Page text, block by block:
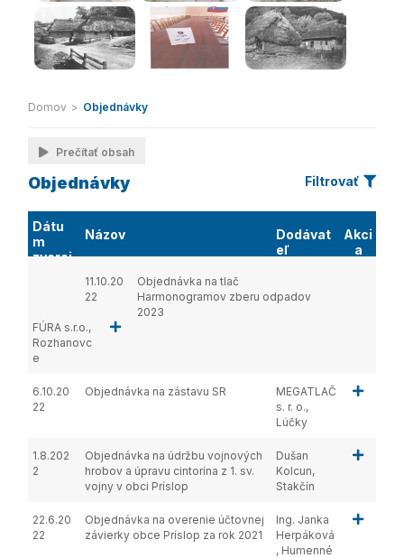
Domov > Objednávky
Prečítať obsah
Objednávky Filtrovať
Dátu
m
zverej
Názov
Dodávat
eľ
Akci
a
11.10.20
22
Objednávka na tlač
Harmonogramov zberu odpadov
2023
FÚRA s.r.o.,
Rozhanovc
e
6.10.20
22
Objednávka na zástavu SR
MEGATLAČ
s. r. o.,
Lúčky
1.8.202
2
Objednávka na údržbu vojnových
hrobov a úpravu cintorína z 1. sv.
vojny v obci Príslop
Dušan
Kolcun,
Stakčín
22.6.20
22
Objednávka na overenie účtovnej
závierky obce Príslop za rok 2021
Ing. Janka
Herpáková
, Humenné